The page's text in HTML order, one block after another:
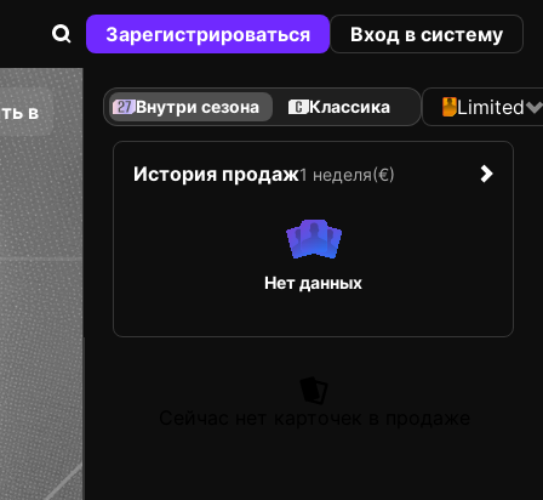
Зарегистрироваться Вход в систему
в Внутри сезона Классика Limited
История продаж1 неделя(€)
Нет данных